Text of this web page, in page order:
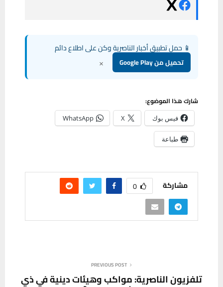
📱 حمل تطبيق أخبار الناصرية وكن على اطلاع دائم
تحميل من Google Play ×
شارك هذا الموضوع:
فيس بوك X
WhatsApp
طباعة
مشاركة 0
PREVIOUS POST
تلفزيون الناصرية: مواكب وهيئات دينية في ذي